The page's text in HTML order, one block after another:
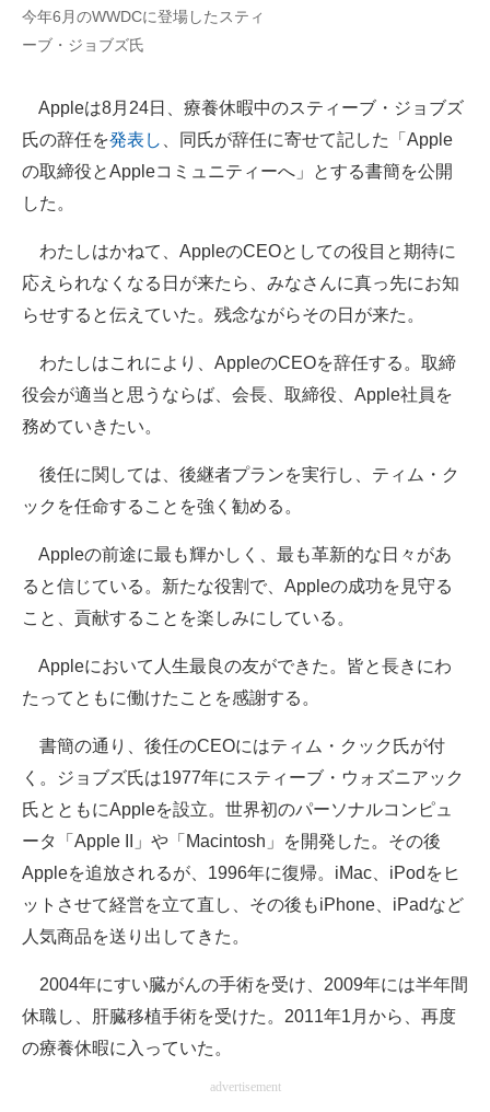
AI活用のいまが分かる
経営リーダーのコミュニティ
ITエンジニア向け専門サイト
企業向けIT製品の総合サイト
モノづくり技術者専門サイト
エレクトロニクス専門サイト
電子設計の基本と応用
建設×テクノロジーの最前線
ちょっと気になるネットの話題
今年6月のWWDCに登場したスティ
ーブ・ジョブズ氏
Appleは8月24日、療養休暇中のスティーブ・ジョブズ
氏の辞任を発表し
、同氏が辞任に寄せて記した「Apple
の取締役とAppleコミュニティーへ」とする書簡を公開
した。
わたしはかねて、AppleのCEOとしての役目と期待に
応えられなくなる日が来たら、みなさんに真っ先にお知
らせすると伝えていた。残念ながらその日が来た。
わたしはこれにより、AppleのCEOを辞任する。取締
役会が適当と思うならば、会長、取締役、Apple社員を
務めていきたい。
後任に関しては、後継者プランを実行し、ティム・ク
ックを任命することを強く勧める。
Appleの前途に最も輝かしく、最も革新的な日々があ
ると信じている。新たな役割で、Appleの成功を見守る
こと、貢献することを楽しみにしている。
Appleにおいて人生最良の友ができた。皆と長きにわ
たってともに働けたことを感謝する。
書簡の通り、後任のCEOにはティム・クック氏が付
く。ジョブズ氏は1977年にスティーブ・ウォズニアック
氏とともにAppleを設立。世界初のパーソナルコンピュ
ータ「Apple II」や「Macintosh」を開発した。その後
Appleを追放されるが、1996年に復帰。iMac、iPodをヒ
ットさせて経営を立て直し、その後もiPhone、iPadなど
人気商品を送り出してきた。
2004年にすい臓がんの手術を受け、2009年には半年間
休職し、肝臓移植手術を受けた。2011年1月から、再度
の療養休暇に入っていた。
advertisement